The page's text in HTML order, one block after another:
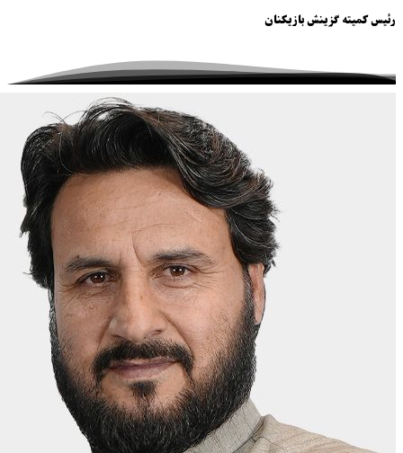
رئیس کمیته گزینش بازیکنان